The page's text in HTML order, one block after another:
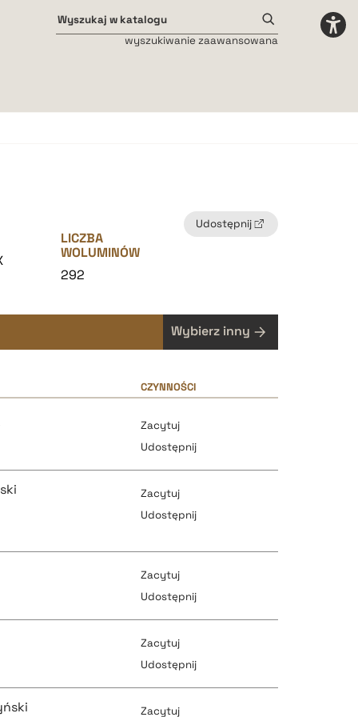
wyszukiwanie zaawansowana
Udostępnij
LICZBA
WOLUMINÓW
292
Wybierz inny
CZYNNOŚCI
Zacytuj
Udostępnij
pobierz cytat
Zacytuj
Udostępnij
pobierz cytat
Zacytuj
Udostępnij
Zacytuj
Udostępnij
Zacytuj